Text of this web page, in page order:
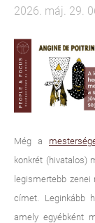
2026. máj. 29.
Még a
konkrét (hivatalos)
legismertebb zenei
címet. Leginkább
amely egyébként